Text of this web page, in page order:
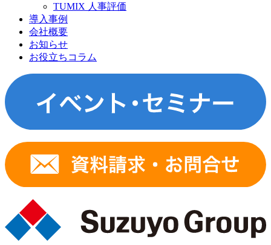
TUMIX 人事評価
導入事例
会社概要
お知らせ
お役立ちコラム